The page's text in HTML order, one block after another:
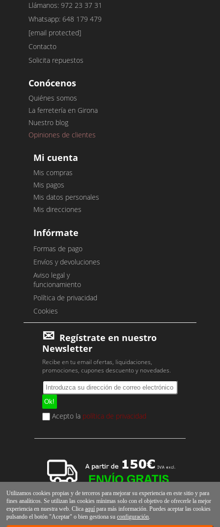
Llámanos: 972 23 37 31
Whatsapp: 648 179 479
[email protected]
Contacto
Solicita repuestos
Conócenos
Quiénes somos
La ferretería en Girona
Nuestro blog
Opiniones de clientes
Mi cuenta
Mis compras
Mis pagos
Mis datos personales
Mis direcciones
Infórmate
Formas de pago
Envíos y devoluciones
Aviso legal y
funcionamiento
Política de privacidad
Cookies
Regístrate en nuestro
Newsletter
Recibe en tu email ofertas, liquidaciones,
promociones, cupones descuento y novedades.
Acepto la política de privacidad
Utilizamos cookies propias y de terceros para mejorar su experiencia en este sitio y para
fines analíticos. Se utilizan las cookies mínimas solo con el objetivo de ofrecerle la mejor
experiencia en nuestra web. Clicaaquí para más información. Puedes aceptar las cookies
pulsando el botón "Aceptar" o bien gestiona suconfiguración.